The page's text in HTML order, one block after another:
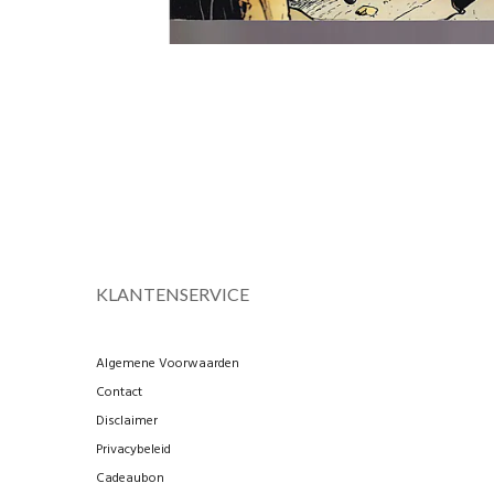
KLANTENSERVICE
Algemene Voorwaarden
Contact
Disclaimer
Privacybeleid
Cadeaubon